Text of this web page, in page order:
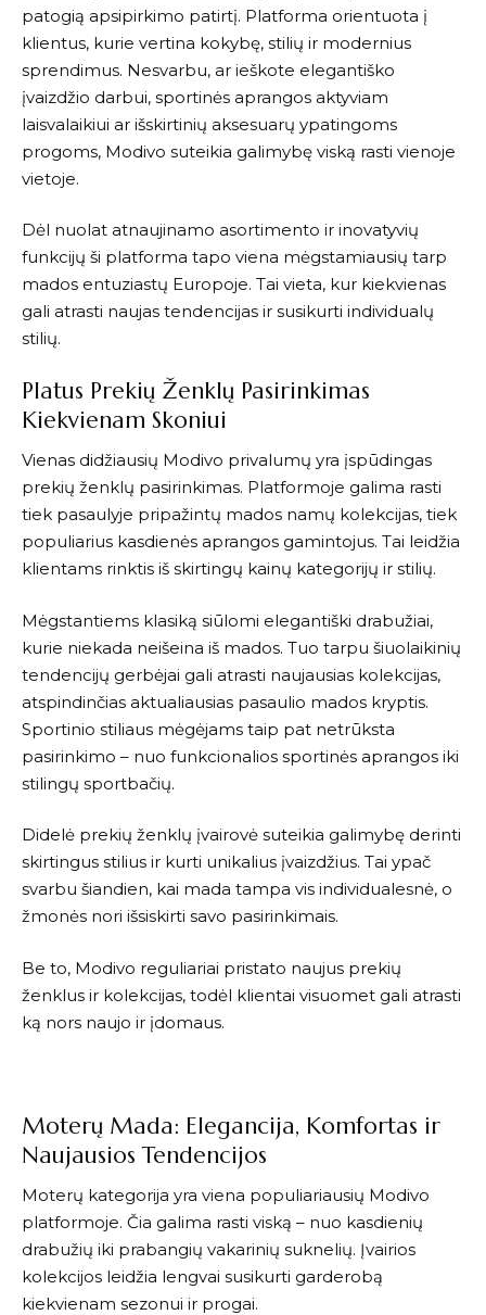
patogią apsipirkimo patirtį. Platforma orientuota į
klientus, kurie vertina kokybę, stilių ir modernius
sprendimus. Nesvarbu, ar ieškote elegantiško
įvaizdžio darbui, sportinės aprangos aktyviam
laisvalaikiui ar išskirtinių aksesuarų ypatingoms
progoms, Modivo suteikia galimybę viską rasti vienoje
vietoje.
Dėl nuolat atnaujinamo asortimento ir inovatyvių
funkcijų ši platforma tapo viena mėgstamiausių tarp
mados entuziastų Europoje. Tai vieta, kur kiekvienas
gali atrasti naujas tendencijas ir susikurti individualų
stilių.
Platus Prekių Ženklų Pasirinkimas
Kiekvienam Skoniui
Vienas didžiausių Modivo privalumų yra įspūdingas
prekių ženklų pasirinkimas. Platformoje galima rasti
tiek pasaulyje pripažintų mados namų kolekcijas, tiek
populiarius kasdienės aprangos gamintojus. Tai leidžia
klientams rinktis iš skirtingų kainų kategorijų ir stilių.
Mėgstantiems klasiką siūlomi elegantiški drabužiai,
kurie niekada neišeina iš mados. Tuo tarpu šiuolaikinių
tendencijų gerbėjai gali atrasti naujausias kolekcijas,
atspindinčias aktualiausias pasaulio mados kryptis.
Sportinio stiliaus mėgėjams taip pat netrūksta
pasirinkimo – nuo funkcionalios sportinės aprangos iki
stilingų sportbačių.
Didelė prekių ženklų įvairovė suteikia galimybę derinti
skirtingus stilius ir kurti unikalius įvaizdžius. Tai ypač
svarbu šiandien, kai mada tampa vis individualesnė, o
žmonės nori išsiskirti savo pasirinkimais.
Be to, Modivo reguliariai pristato naujus prekių
ženklus ir kolekcijas, todėl klientai visuomet gali atrasti
ką nors naujo ir įdomaus.
Moterų Mada: Elegancija, Komfortas ir
Naujausios Tendencijos
Moterų kategorija yra viena populiariausių Modivo
platformoje. Čia galima rasti viską – nuo kasdienių
drabužių iki prabangių vakarinių suknelių. Įvairios
kolekcijos leidžia lengvai susikurti garderobą
kiekvienam sezonui ir progai.